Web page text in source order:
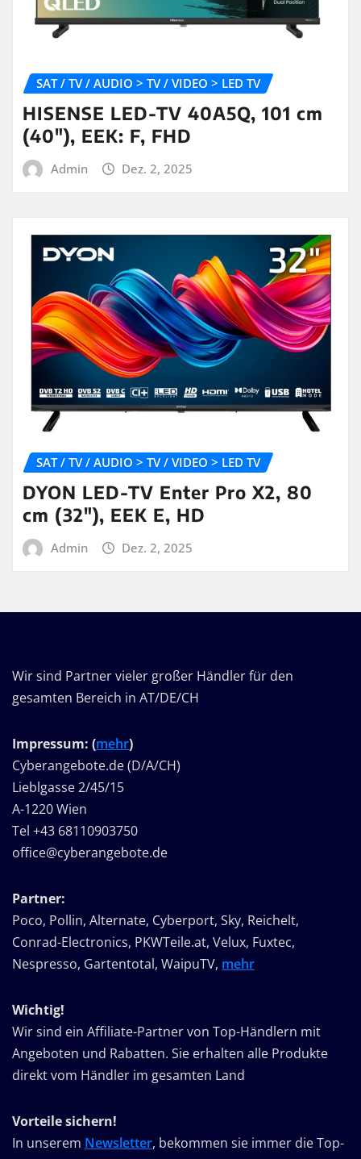
SAT / TV / AUDIO > TV / VIDEO > LED TV
HISENSE LED-TV 40A5Q, 101 cm
(40″), EEK: F, FHD
Admin Dez. 2, 2025
SAT / TV / AUDIO > TV / VIDEO > LED TV
DYON LED-TV Enter Pro X2, 80
cm (32″), EEK E, HD
Admin Dez. 2, 2025
Wir sind Partner vieler großer Händler für den
gesamten Bereich in AT/DE/CH
Impressum: (mehr)
Cyberangebote.de (D/A/CH)
Lieblgasse 2/45/15
A-1220 Wien
Tel +43 68110903750
office@cyberangebote.de
Partner:
Poco, Pollin, Alternate, Cyberport, Sky, Reichelt,
Conrad-Electronics, PKWTeile.at, Velux, Fuxtec,
Nespresso, Gartentotal, WaipuTV, mehr
Wichtig!
Wir sind ein Affiliate-Partner von Top-Händlern mit
Angeboten und Rabatten. Sie erhalten alle Produkte
direkt vom Händler im gesamten Land
Vorteile sichern!
In unserem Newsletter, bekommen sie immer die Top-